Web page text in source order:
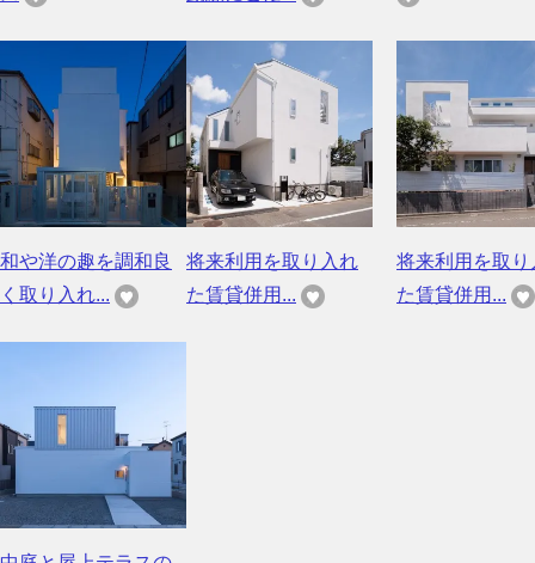
和や洋の趣を調和良
く取り入れ...
将来利用を取り入れ
た賃貸併用...
将来利用を取り
た賃貸併用...